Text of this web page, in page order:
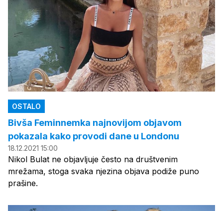
OSTALO
Bivša Feminnemka najnovijom objavom
pokazala kako provodi dane u Londonu
18.12.2021 15:00
Nikol Bulat ne objavljuje često na društvenim
mrežama, stoga svaka njezina objava podiže puno
prašine.